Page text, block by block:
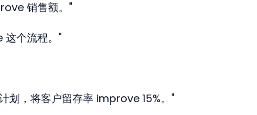
销售额。"
个流程。"
划，将客户留存率 improve 15%。"